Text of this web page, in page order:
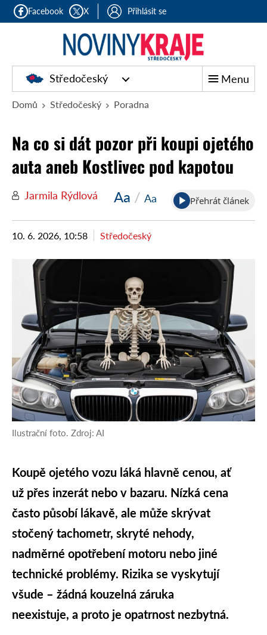
Facebook X Přihlásit se
Středočeský Menu
Domů Středočeský Poradna
Na co si dát pozor při koupi ojetého
auta aneb Kostlivec pod kapotou
Jarmila Rýdlová Aa / Aa Přehrát článek
10. 6. 2026, 10:58 Středočeský
Ilustrační foto. Zdroj: AI
Koupě ojetého vozu láká hlavně cenou, ať
už přes inzerát nebo v bazaru. Nízká cena
často působí lákavě, ale může skrývat
stočený tachometr, skryté nehody,
nadměrné opotřebení motoru nebo jiné
technické problémy. Rizika se vyskytují
všude – žádná kouzelná záruka
neexistuje, a proto je opatrnost nezbytná.